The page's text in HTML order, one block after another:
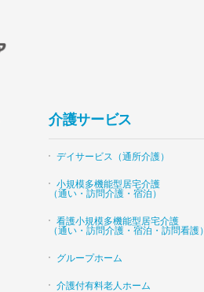
介護サービス
デイサービス（通所介護）
小規模多機能型居宅介護
（通い・訪問介護・宿泊）
看護小規模多機能型居宅介護
（通い・訪問介護・宿泊・訪問看護）
グループホーム
介護付有料老人ホーム